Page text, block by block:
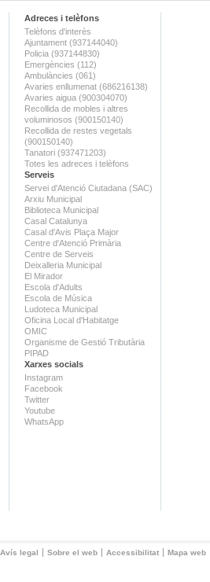
Adreces i telèfons
Telèfons d'interès
Ajuntament (937144040)
Policia (937144830)
Emergències (112)
Ambulàncies (061)
Avaries enllumenat (686216138)
Avaries aigua (900304070)
Recollida de mobles i altres
voluminosos (900150140)
Recollida de restes vegetals
(900150140)
Tanatori (937471203)
Totes les adreces i telèfons
Serveis
Servei d'Atenció Ciutadana (SAC)
Arxiu Municipal
Biblioteca Municipal
Casal Catalunya
Casal d'Avis Plaça Major
Centre d'Atenció Primària
Centre de Serveis
Deixalleria Municipal
El Mirador
Escola d'Adults
Escola de Música
Ludoteca Municipal
Oficina Local d'Habitatge
OMIC
Organisme de Gestió Tributària
PIPAD
Xarxes socials
Instagram
Facebook
Twitter
Youtube
WhatsApp
Avís legal Sobre el web Accessibilitat Mapa web